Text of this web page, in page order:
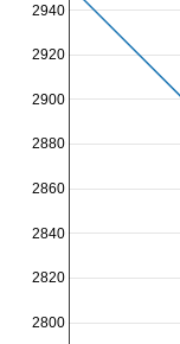
2800
2820
2840
2860
2880
2900
2920
2940